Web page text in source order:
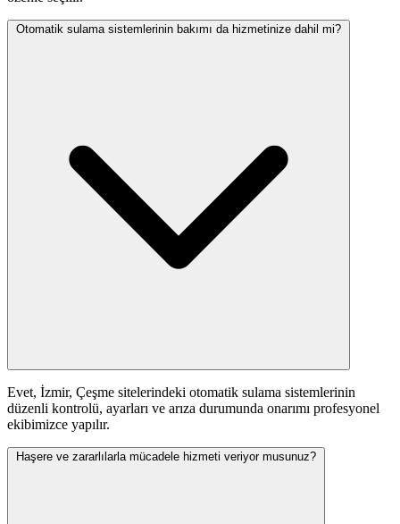
Otomatik sulama sistemlerinin bakımı da hizmetinize dahil mi?
Evet, İzmir, Çeşme sitelerindeki otomatik sulama sistemlerinin
düzenli kontrolü, ayarları ve arıza durumunda onarımı profesyonel
ekibimizce yapılır.
Haşere ve zararlılarla mücadele hizmeti veriyor musunuz?